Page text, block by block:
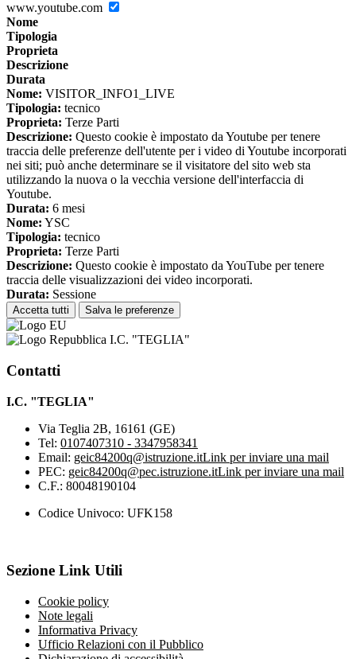
www.youtube.com
Nome
Tipologia
Proprieta
Descrizione
Durata
Nome: VISITOR_INFO1_LIVE
Tipologia: tecnico
Proprieta: Terze Parti
Descrizione: Questo cookie è impostato da Youtube per tenere
traccia delle preferenze dell'utente per i video di Youtube incorporati
nei siti; può anche determinare se il visitatore del sito web sta
utilizzando la nuova o la vecchia versione dell'interfaccia di
Youtube.
Durata: 6 mesi
Nome: YSC
Tipologia: tecnico
Proprieta: Terze Parti
Descrizione: Questo cookie è impostato da YouTube per tenere
traccia delle visualizzazioni dei video incorporati.
Durata: Sessione
Accetta tutti Salva le preferenze
I.C. "TEGLIA"
Contatti
I.C. "TEGLIA"
Via Teglia 2B, 16161 (GE)
Tel: 0107407310 - 3347958341
Email: geic84200q@istruzione.itLink per inviare una mail
PEC: geic84200q@pec.istruzione.itLink per inviare una mail
C.F.: 80048190104
Codice Univoco: UFK158
Sezione Link Utili
Cookie policy
Note legali
Informativa Privacy
Ufficio Relazioni con il Pubblico